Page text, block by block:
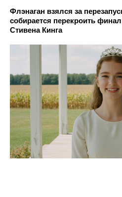
Флэнаган взялся за
собирается перекроить
Стивена Кинга